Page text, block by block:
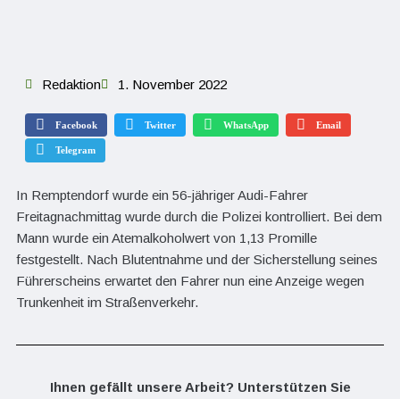
Redaktion 1. November 2022
Facebook Twitter WhatsApp Email
Telegram
In Remptendorf wurde ein 56-jähriger Audi-Fahrer
Freitagnachmittag wurde durch die Polizei kontrolliert. Bei dem
Mann wurde ein Atemalkoholwert von 1,13 Promille
festgestellt. Nach Blutentnahme und der Sicherstellung seines
Führerscheins erwartet den Fahrer nun eine Anzeige wegen
Trunkenheit im Straßenverkehr.
Ihnen gefällt unsere Arbeit? Unterstützen Sie